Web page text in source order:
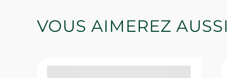
VOUS AIMEREZ AUSSI